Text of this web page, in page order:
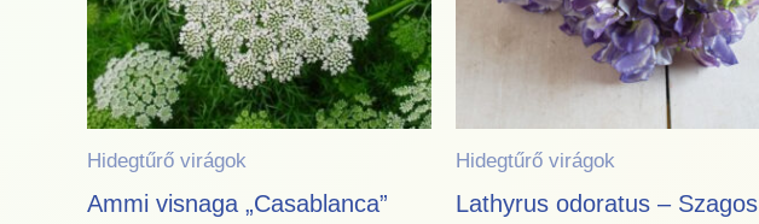
Hidegtűrő virágok
Ammi visnaga „Casablanca”
Hidegtűrő virágok
Lathyrus odoratus – Szagos